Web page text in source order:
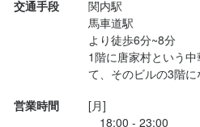
おまかせコース 16,000円
四種類の茸のマリネ　ミモレットチ
交通手段
関内駅
馬車道駅
より徒歩6分~8分
1階に唐家村という
て、そのビルの3階に
営業時間
[月]
18:00 - 23:00